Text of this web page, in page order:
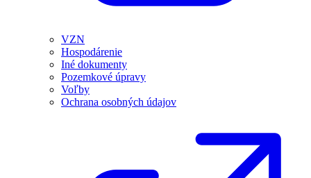
VZN
Hospodárenie
Iné dokumenty
Pozemkové úpravy
Voľby
Ochrana osobných údajov